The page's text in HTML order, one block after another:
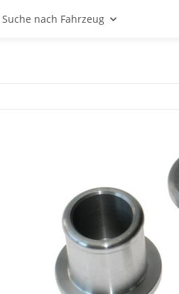
Suche nach Fahrzeug